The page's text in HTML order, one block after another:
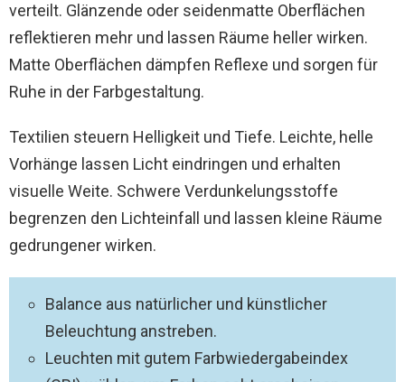
verteilt. Glänzende oder seidenmatte Oberflächen
reflektieren mehr und lassen Räume heller wirken.
Matte Oberflächen dämpfen Reflexe und sorgen für
Ruhe in der Farbgestaltung.
Textilien steuern Helligkeit und Tiefe. Leichte, helle
Vorhänge lassen Licht eindringen und erhalten
visuelle Weite. Schwere Verdunkelungsstoffe
begrenzen den Lichteinfall und lassen kleine Räume
gedrungener wirken.
Balance aus natürlicher und künstlicher
Beleuchtung anstreben.
Leuchten mit gutem Farbwiedergabeindex